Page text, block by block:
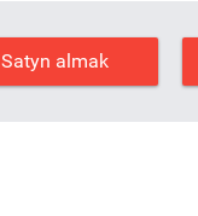
Satyn almak